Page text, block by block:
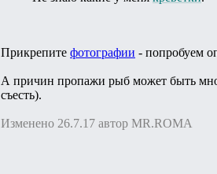
Прикрепите фотографии - попробуем
А причин пропажи рыб может быть
съесть).
Изменено 26.7.17 автор MR.ROMA